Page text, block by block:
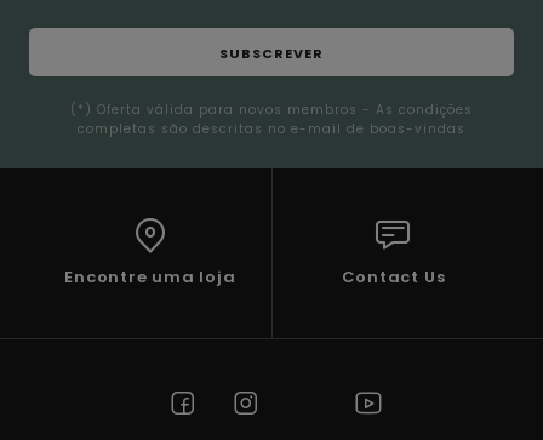
SUBSCREVER
(*) Oferta válida para novos membros - As condições
completas são descritas no e-mail de boas-vindas
Encontre uma loja Contact Us